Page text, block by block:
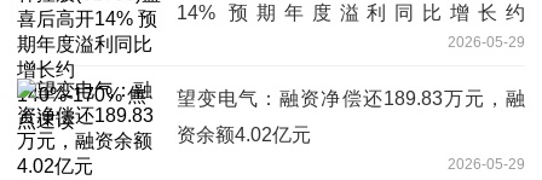
14% 预期年度溢利同比增长约
2026-05-29
望变电气：融资净偿还189.83万元，融
资余额4.02亿元
2026-05-29